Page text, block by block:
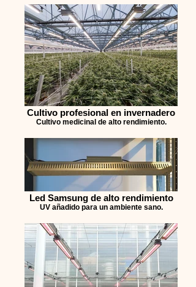
Cultivo profesional en invernadero
Cultivo medicinal de alto rendimiento.
Led Samsung de alto rendimiento
UV añadido para un ambiente sano.